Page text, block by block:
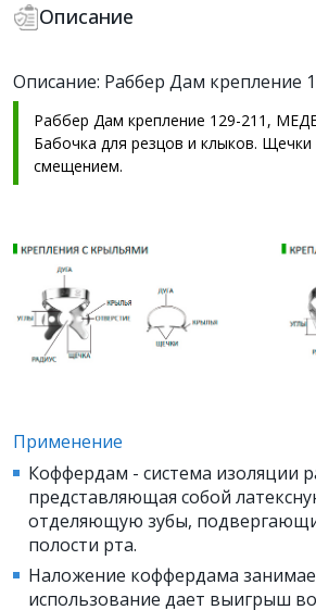
Описание
Описание: Раббер Дам крепление
Раббер Дам крепление 129-211,
Бабочка для резцов и клыков.
смещением.
Применение
Коффердам - система изоляции
представляющая собой
отделяющую зубы,
полости рта.
Наложение коффердама
использование дает выигрыш